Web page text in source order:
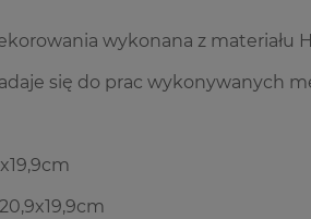
wykonana z materiału
się do prac wykonywanych